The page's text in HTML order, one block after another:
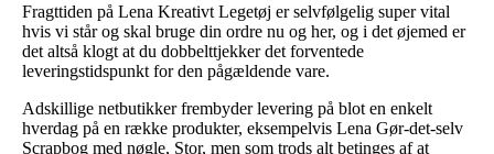
Fragttiden på Lena Kreativt Legetøj er selvfølgelig super vital
hvis vi står og skal bruge din ordre nu og her, og i det øjemed er
det altså klogt at du dobbelttjekker det forventede
leveringstidspunkt for den pågældende vare.
Adskillige netbutikker frembyder levering på blot en enkelt
hverdag på en række produkter, eksempelvis Lena Gør-det-selv
Scrapbog med nøgle, Stor, men som trods alt betinges af at